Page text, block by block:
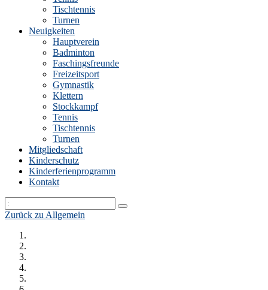
Tischtennis
Turnen
Neuigkeiten
Hauptverein
Badminton
Faschingsfreunde
Freizeitsport
Gymnastik
Klettern
Stockkampf
Tennis
Tischtennis
Turnen
Mitgliedschaft
Kinderschutz
Kinderferienprogramm
Kontakt
Zurück zu Allgemein